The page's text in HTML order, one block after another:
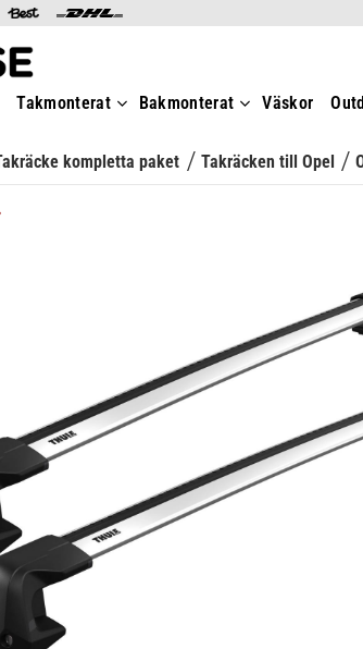
Takmonterat Bakmonterat Väskor
kompletta paket Takräcken till Opel